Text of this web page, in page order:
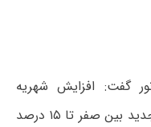
گفت: افزایش شهریه
دانشگاه پیام نور برای سال تحصیلی جدید بین صفر تا ۱۵ درصد